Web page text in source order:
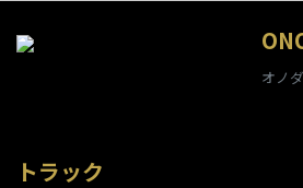
オノ
トラック